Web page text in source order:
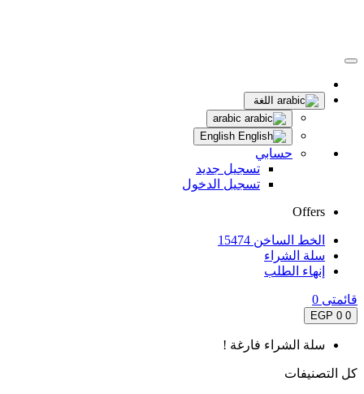
اللغة
حسابي
تسجيل جديد
تسجيل الدخول
Offers
الخط الساخن 15474
سلة الشراء
إنهاء الطلب
قائمتى 0
0
0 EGP
سلة الشراء فارغة !
كل التصنيفات